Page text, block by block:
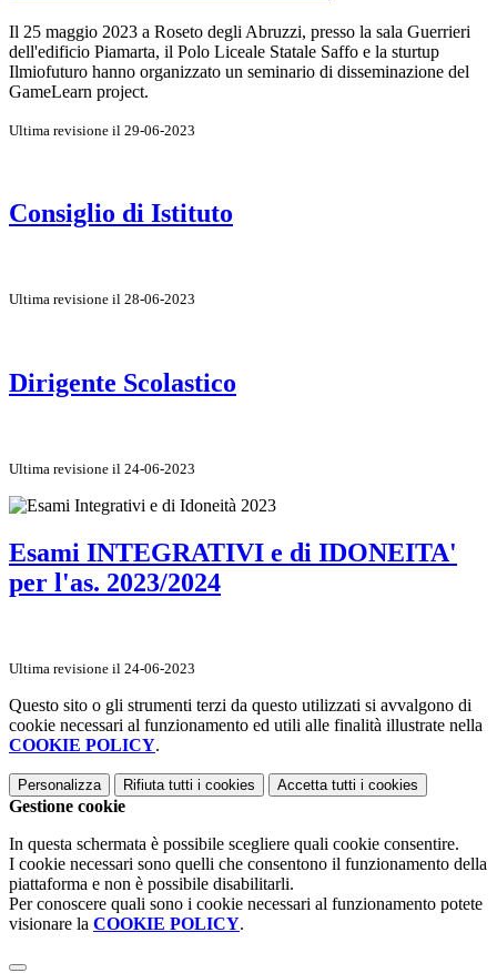
Il 25 maggio 2023 a Roseto degli Abruzzi, presso la sala Guerrieri
dell'edificio Piamarta, il Polo Liceale Statale Saffo e la sturtup
Ilmiofuturo hanno organizzato un seminario di disseminazione del
GameLearn project.
Ultima revisione il 29-06-2023
Consiglio di Istituto
Ultima revisione il 28-06-2023
Dirigente Scolastico
Ultima revisione il 24-06-2023
Esami INTEGRATIVI e di IDONEITA'
per l'as. 2023/2024
Ultima revisione il 24-06-2023
Questo sito o gli strumenti terzi da questo utilizzati si avvalgono di
cookie necessari al funzionamento ed utili alle finalità illustrate nella
COOKIE POLICY.
Personalizza Rifiuta tutti i cookies Accetta tutti i cookies
Gestione cookie
In questa schermata è possibile scegliere quali cookie consentire.
I cookie necessari sono quelli che consentono il funzionamento della
piattaforma e non è possibile disabilitarli.
Per conoscere quali sono i cookie necessari al funzionamento potete
visionare la COOKIE POLICY.